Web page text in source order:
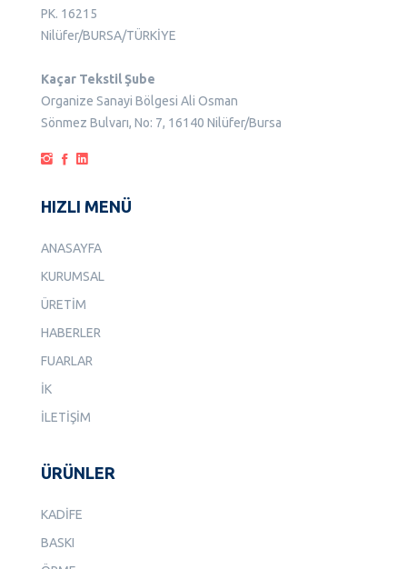
PK. 16215
Nilüfer/BURSA/TÜRKİYE
Kaçar Tekstil Şube
Organize Sanayi Bölgesi Ali Osman
Sönmez Bulvarı, No: 7, 16140 Nilüfer/Bursa
HIZLI MENÜ
ANASAYFA
KURUMSAL
ÜRETİM
HABERLER
FUARLAR
İK
İLETİŞİM
ÜRÜNLER
KADİFE
BASKI